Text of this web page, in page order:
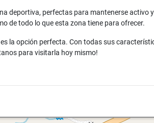
deportiva, perfectas para mantenerse activo
de todo lo que esta zona tiene para ofrecer.
la opción perfecta. Con todas sus
para visitarla hoy mismo!